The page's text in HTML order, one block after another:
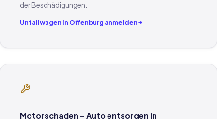
der Beschädigungen.
Unfallwagen in Offenburg anmelden
Motorschaden – Auto entsorgen in